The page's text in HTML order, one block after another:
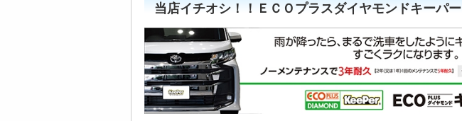
当店イチオシ！！ ＥＣＯプラスダイヤモンドキーパー